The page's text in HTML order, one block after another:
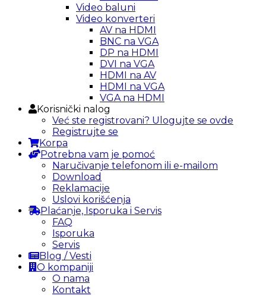
Video baluni
Video konverteri
AV na HDMI
BNC na VGA
DP na HDMI
DVI na VGA
HDMI na AV
HDMI na VGA
VGA na HDMI
Korisnički nalog
Već ste registrovani? Ulogujte se ovde
Registrujte se
Korpa
Potrebna vam je pomoć
Naručivanje telefonom ili e-mailom
Download
Reklamacije
Uslovi korišćenja
Plaćanje, Isporuka i Servis
FAQ
Isporuka
Servis
Blog / Vesti
O kompaniji
O nama
Kontakt